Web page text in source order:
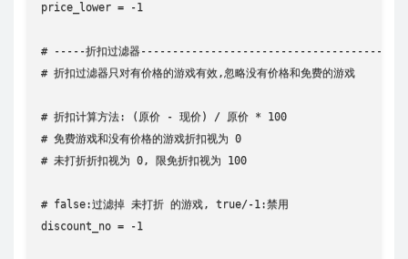
price_lower = -1
# -----折扣过滤器---------------------------------------
# 折扣过滤器只对有价格的游戏有效,忽略没有价格和免费的游戏
# 折扣计算方法: (原价 - 现价) / 原价 * 100
# 免费游戏和没有价格的游戏折扣视为 0
# 未打折折扣视为 0, 限免折扣视为 100
# false:过滤掉 未打折 的游戏, true/-1:禁用
discount_no = -1